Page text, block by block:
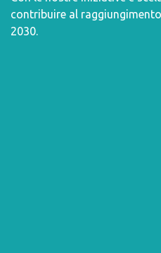
contribuire al
2030